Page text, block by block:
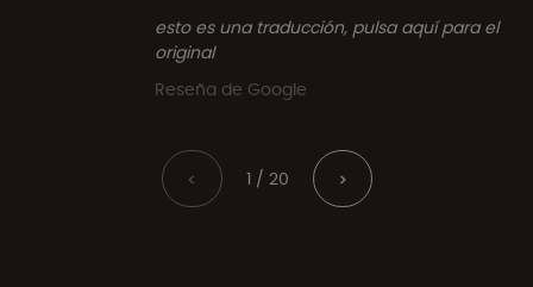
esto es una traducción, pulsa aquí para el
original
Reseña de Google
< 1 / 20 >